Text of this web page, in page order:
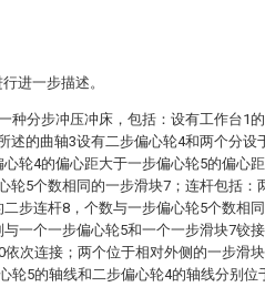
进一步描述。
种分步冲压冲床，包括：设有工作台1的
述的曲轴3设有二步偏心轮4和两个分设
轮4的偏心距大于一步偏心轮5的偏心
轮5个数相同的一步滑块7；连杆包括：
步连杆8，个数与一步偏心轮5个数相
一个一步偏心轮5和一个一步滑块7铰
次连接；两个位于相对外侧的一步滑
轮5的轴线和二步偏心轮4的轴线分别位